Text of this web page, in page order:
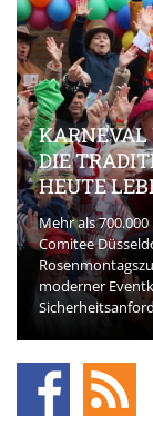
KARNEVAL
DIE
HEUTE
Mehr als
Comitee
moderner